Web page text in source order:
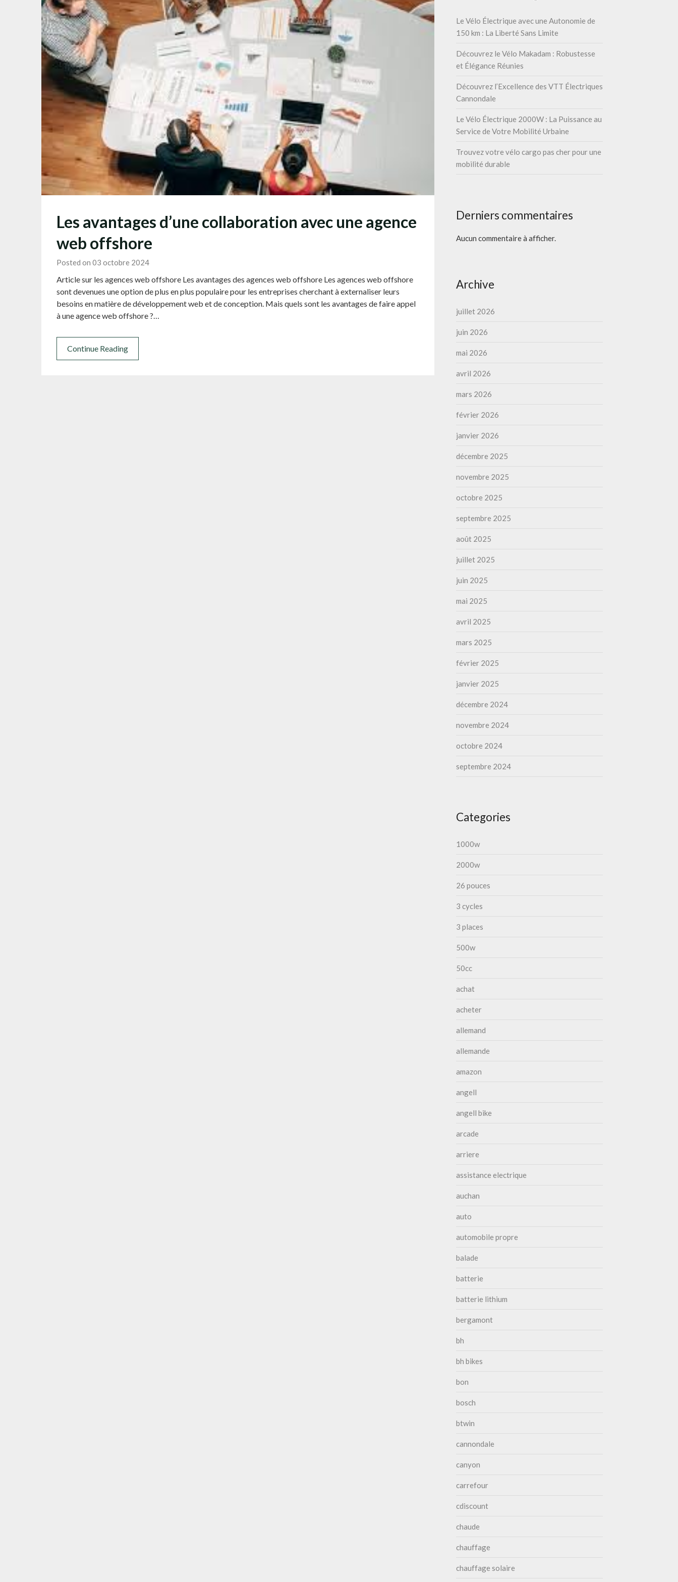
Les avantages d’une collaboration avec une agence
web offshore
Posted on 03 octobre 2024
Article sur les agences web offshore Les avantages des agences web offshore Les agences web offshore
sont devenues une option de plus en plus populaire pour les entreprises cherchant à externaliser leurs
besoins en matière de développement web et de conception. Mais quels sont les avantages de faire appel
à une agence web offshore ?…
Continue Reading
Le Vélo Électrique avec une Autonomie de
150 km : La Liberté Sans Limite
Découvrez le Vélo Makadam : Robustesse
et Élégance Réunies
Découvrez l’Excellence des VTT Électriques
Cannondale
Le Vélo Électrique 2000W : La Puissance au
Service de Votre Mobilité Urbaine
Trouvez votre vélo cargo pas cher pour une
mobilité durable
Derniers commentaires
Aucun commentaire à afficher.
Archive
juillet 2026
juin 2026
mai 2026
avril 2026
mars 2026
février 2026
janvier 2026
décembre 2025
novembre 2025
octobre 2025
septembre 2025
août 2025
juillet 2025
juin 2025
mai 2025
avril 2025
mars 2025
février 2025
janvier 2025
décembre 2024
novembre 2024
octobre 2024
septembre 2024
Categories
1000w
2000w
26 pouces
3 cycles
3 places
500w
50cc
achat
acheter
allemand
allemande
amazon
angell
angell bike
arcade
arriere
assistance electrique
auchan
auto
automobile propre
balade
batterie
batterie lithium
bergamont
bh
bh bikes
bon
bosch
btwin
cannondale
canyon
carrefour
cdiscount
chaude
chauffage
chauffage solaire